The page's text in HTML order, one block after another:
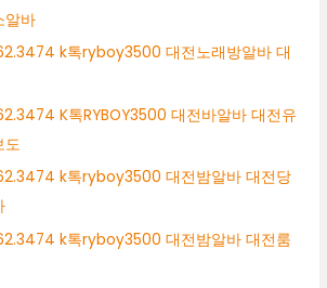
알바
k톡ryboy3500 대전노래방알바 대
K톡RYBOY3500 대전바알바 대전유
도
k톡ryboy3500 대전밤알바 대전당
k톡ryboy3500 대전밤알바 대전룸